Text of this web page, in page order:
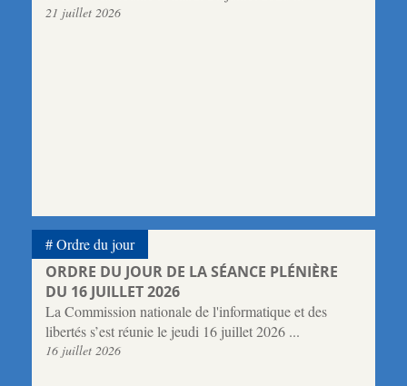
21 juillet 2026
ORDRE DU JOUR DE LA SÉANCE PLÉNIÈRE
DU 16 JUILLET 2026
La Commission nationale de l'informatique et des
libertés s’est réunie le jeudi 16 juillet 2026 ...
16 juillet 2026
Ordre du jour